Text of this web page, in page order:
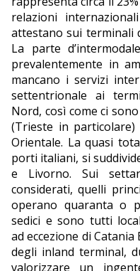
relazioni
attestano sui terminali
La parte
prevalentemente in
mancano i servizi
settentrionale ai
Nord, così come ci
(Trieste in particolare)
Orientale. La quasi
porti italiani, si
e Livorno. Sui
considerati, quelli
operano quaranta o
sedici e sono tutti
ad eccezione di Catania
degli inland terminal,
valorizzare un